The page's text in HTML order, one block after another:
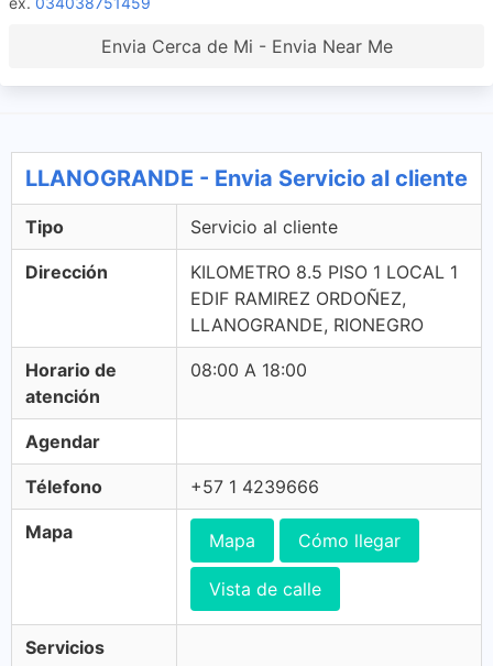
Envia Cerca de Mi - Envia Near Me
LLANOGRANDE - Envia Servicio al cliente
Tipo Servicio al cliente
Dirección
KILOMETRO 8.5 PISO 1 LOCAL 1
EDIF RAMIREZ ORDOÑEZ,
LLANOGRANDE, RIONEGRO
Horario de
atención
08:00 A 18:00
Agendar
Télefono +57 1 4239666
Mapa Mapa Cómo llegar
Vista de calle
Servicios